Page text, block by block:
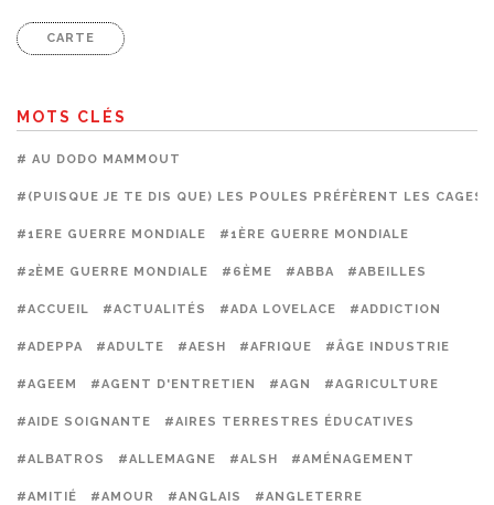
CARTE
MOTS CLÉS
# AU DODO MAMMOUT
#(PUISQUE JE TE DIS QUE) LES POULES PRÉFÈRENT LES CAGES
#1ERE GUERRE MONDIALE #1ÈRE GUERRE MONDIALE
#2ÈME GUERRE MONDIALE #6ÈME #ABBA #ABEILLES
#ACCUEIL #ACTUALITÉS #ADA LOVELACE #ADDICTION
#ADEPPA #ADULTE #AESH #AFRIQUE #ÂGE INDUSTRIE
#AGEEM #AGENT D'ENTRETIEN #AGN #AGRICULTURE
#AIDE SOIGNANTE #AIRES TERRESTRES ÉDUCATIVES
#ALBATROS #ALLEMAGNE #ALSH #AMÉNAGEMENT
#AMITIÉ #AMOUR #ANGLAIS #ANGLETERRE